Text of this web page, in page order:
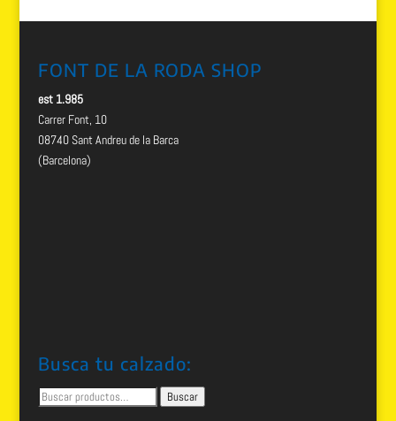
FONT DE LA RODA SHOP
est 1.985
Carrer Font, 10
08740 Sant Andreu de la Barca
(Barcelona)
Busca tu calzado:
Buscar
por:
Buscar